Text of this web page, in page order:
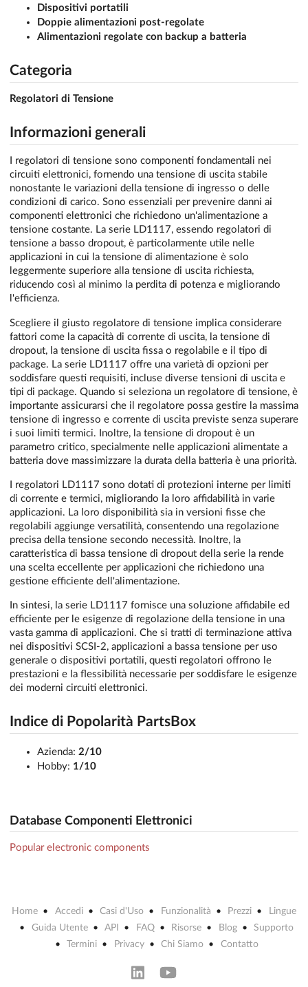
Dispositivi portatili
Doppie alimentazioni post-regolate
Alimentazioni regolate con backup a batteria
Categoria
Regolatori di Tensione
Informazioni generali
I regolatori di tensione sono componenti fondamentali nei
circuiti elettronici, fornendo una tensione di uscita stabile
nonostante le variazioni della tensione di ingresso o delle
condizioni di carico. Sono essenziali per prevenire danni ai
componenti elettronici che richiedono un'alimentazione a
tensione costante. La serie LD1117, essendo regolatori di
tensione a basso dropout, è particolarmente utile nelle
applicazioni in cui la tensione di alimentazione è solo
leggermente superiore alla tensione di uscita richiesta,
riducendo così al minimo la perdita di potenza e migliorando
l'efficienza.
Scegliere il giusto regolatore di tensione implica considerare
fattori come la capacità di corrente di uscita, la tensione di
dropout, la tensione di uscita fissa o regolabile e il tipo di
package. La serie LD1117 offre una varietà di opzioni per
soddisfare questi requisiti, incluse diverse tensioni di uscita e
tipi di package. Quando si seleziona un regolatore di tensione, è
importante assicurarsi che il regolatore possa gestire la massima
tensione di ingresso e corrente di uscita previste senza superare
i suoi limiti termici. Inoltre, la tensione di dropout è un
parametro critico, specialmente nelle applicazioni alimentate a
batteria dove massimizzare la durata della batteria è una priorità.
I regolatori LD1117 sono dotati di protezioni interne per limiti
di corrente e termici, migliorando la loro affidabilità in varie
applicazioni. La loro disponibilità sia in versioni fisse che
regolabili aggiunge versatilità, consentendo una regolazione
precisa della tensione secondo necessità. Inoltre, la
caratteristica di bassa tensione di dropout della serie la rende
una scelta eccellente per applicazioni che richiedono una
gestione efficiente dell'alimentazione.
In sintesi, la serie LD1117 fornisce una soluzione affidabile ed
efficiente per le esigenze di regolazione della tensione in una
vasta gamma di applicazioni. Che si tratti di terminazione attiva
nei dispositivi SCSI-2, applicazioni a bassa tensione per uso
generale o dispositivi portatili, questi regolatori offrono le
prestazioni e la flessibilità necessarie per soddisfare le esigenze
dei moderni circuiti elettronici.
Indice di Popolarità PartsBox
Azienda: 2/10
Hobby: 1/10
Database Componenti Elettronici
Popular electronic components
Home Accedi Casi d'Uso Funzionalità Prezzi
Lingue
Guida Utente
API FAQ Risorse Blog
Supporto
Termini
Privacy Chi Siamo Contatto